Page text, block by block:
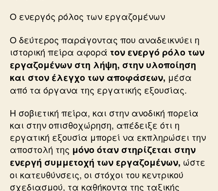
Ο ενεργός ρόλος των εργαζομένων
Ο δεύτερος παράγοντας που αναδεικνύει η
ιστορική πείρα αφορά τον ενεργό ρόλο των
εργαζομένων στη λήψη, στην υλοποίηση
και στον έλεγχο των αποφάσεων, μέσα
από τα όργανα της εργατικής εξουσίας.
Η σοβιετική πείρα, και στην ανοδική πορεία
και στην οπισθοχώρηση, απέδειξε ότι η
εργατική εξουσία μπορεί να εκπληρώσει την
αποστολή της μόνο όταν στηρίζεται στην
ενεργή συμμετοχή των εργαζομένων, ώστε
οι κατευθύνσεις, οι στόχοι του κεντρικού
σχεδιασμού, τα καθήκοντα της ταξικής